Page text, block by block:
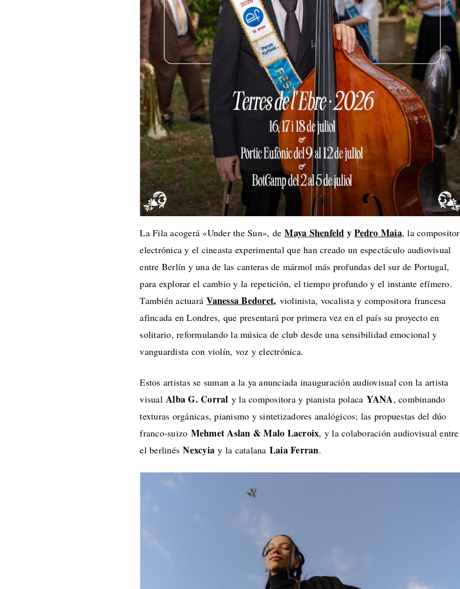
La Fila acogerá «Under the Sun», deMaya Shenfeld yPedro Maia, la
electrónica y el cineasta experimental que han creado un espectáculo audiovisual
entre Berlín y una de las canteras de mármol más profundas del sur de Portugal,
para explorar el cambio y la repetición, el tiempo profundo y el instante efímero.
También actuaráVanessa Bedoret, violinista, vocalista y compositora francesa
afincada en Londres, que presentará por primera vez en el país su proyecto en
solitario, reformulando la música de club desde una sensibilidad emocional y
vanguardista con violín, voz y electrónica.
Estos artistas se suman a la ya anunciada inauguración audiovisual con la artista
visual Alba G. Corral y la compositora y pianista polaca YANA, combinando
texturas orgánicas, pianismo y sintetizadores analógicos; las propuestas del dúo
franco-suizo Mehmet Aslan & Malo Lacroix, y la colaboración audiovisual entre
el berlinésNexcyia y la catalana Laia Ferran.